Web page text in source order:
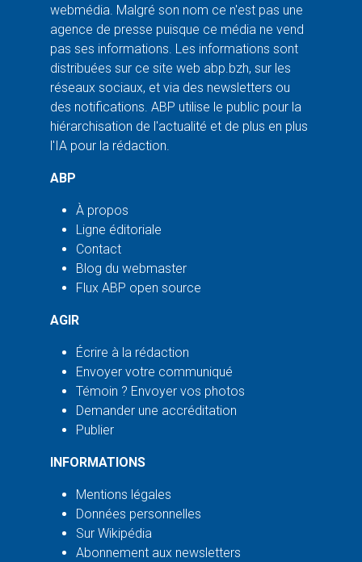
webmédia. Malgré son nom ce n'est pas une
agence de presse puisque ce média ne vend
pas ses informations. Les informations sont
distribuées sur ce site web abp.bzh, sur les
réseaux sociaux, et via des newsletters ou
des notifications. ABP utilise le public pour la
hiérarchisation de l'actualité et de plus en plus
l'IA pour la rédaction.
ABP
À propos
Ligne éditoriale
Contact
Blog du webmaster
Flux ABP open source
AGIR
Écrire à la rédaction
Envoyer votre communiqué
Témoin ? Envoyer vos photos
Demander une accréditation
Publier
INFORMATIONS
Mentions légales
Données personnelles
Sur Wikipédia
Abonnement aux newsletters